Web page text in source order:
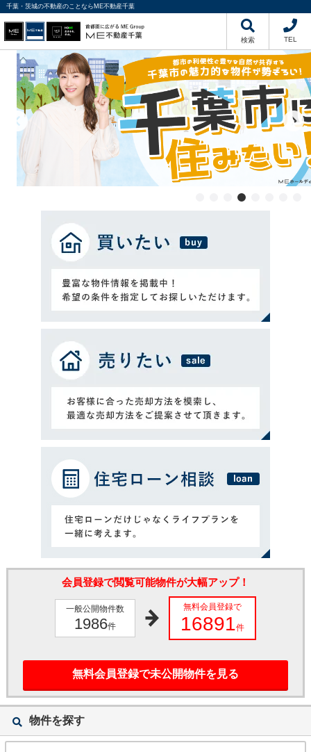
千葉・茨城の不動産のことならME不動産千葉
検索 TEL
会員登録で閲覧可能物件が大幅アップ！
一般公開物件数
1986件
無料会員登録で
16891件
無料会員登録で未公開物件を見る
物件を探す